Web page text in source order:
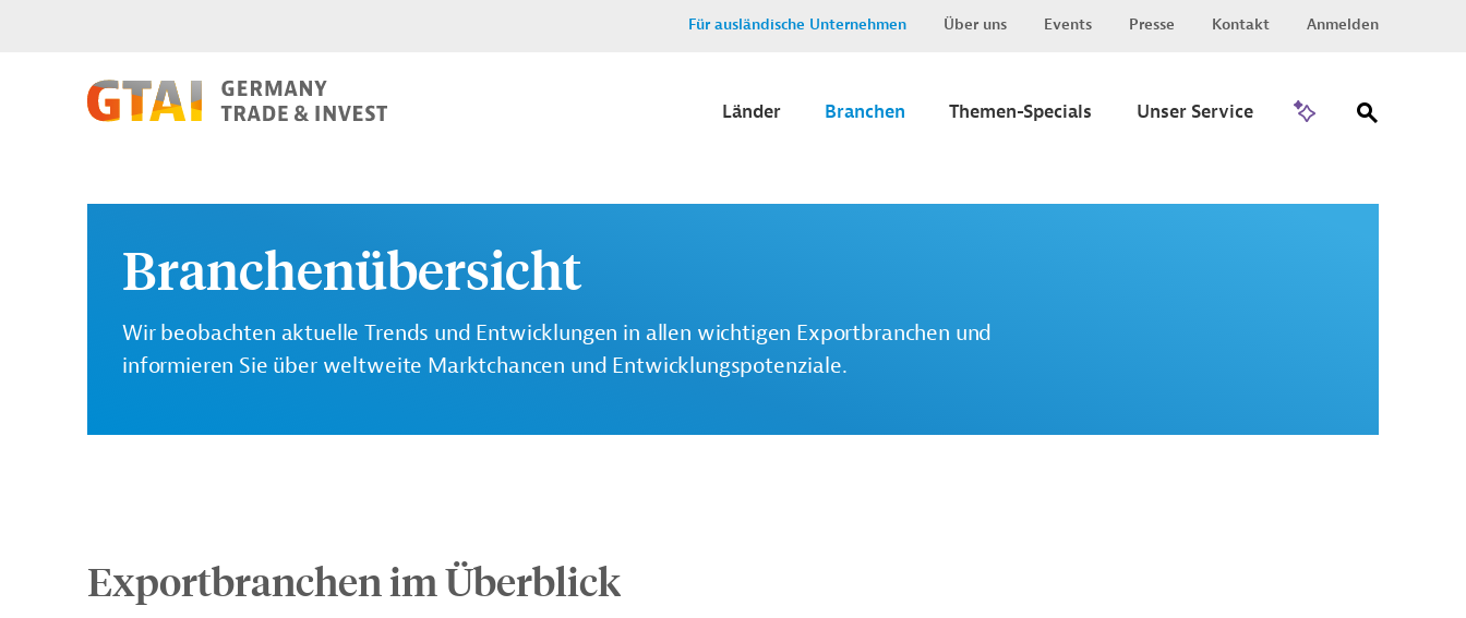
Für ausländische Unternehmen Über uns Events Presse Kontakt Anmelden
Länder Branchen Themen-Specials Unser Service
Branchenübersicht
Wir beobachten aktuelle Trends und Entwicklungen in allen wichtigen Exportbranchen und
informieren Sie über weltweite Marktchancen und Entwicklungspotenziale.
Exportbranchen im Überblick